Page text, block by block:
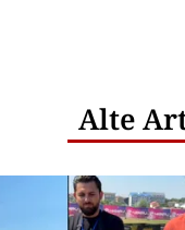
Alte